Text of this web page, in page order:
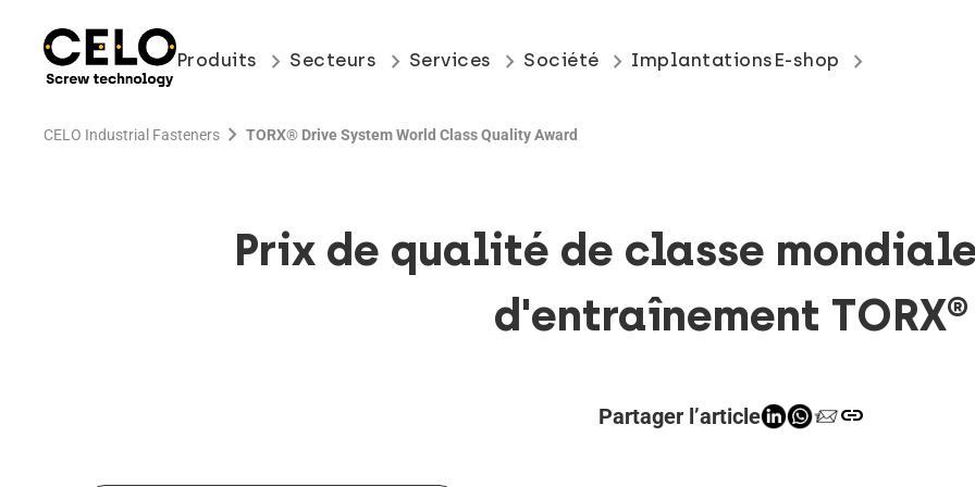
Produits keyboard_arrow_right Secteurs keyboard_arrow_right Services keyboard_arrow_right Société keyboard_arrow_right Implantations E-shop keyboard_arrow_right
CELO Industrial Fasteners chevron_right TORX® Drive System World Class Quality Award
Prix ​​​​de qualité de classe
d'entraînement TORX®
Partager l’article link